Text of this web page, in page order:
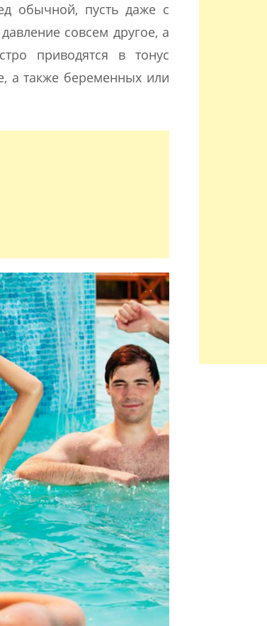
обычной, пусть даже с
совсем другое, а
приводятся в тонус
а также беременных или